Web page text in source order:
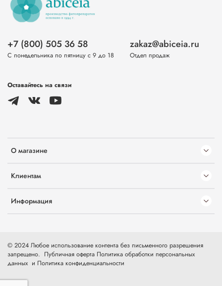
О магазине
Клиентам
Информация
+7 (800) 505 36 58
С понедельника по пятницу с 9 до 18
zakaz@abiceia.ru
Отдел продаж
Оставайтесь на связи
© 2024 Любое использование контента без письменного разрешения
запрещено. Публичная оферта Политика обработки персональных
данных и Политика конфиденциальности